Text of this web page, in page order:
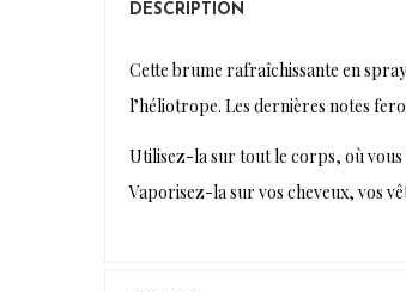
DESCRIPTION
Cette brume rafraîchissante en
l’héliotrope. Les dernières notes
Utilisez-la sur tout le corps, où vous
Vaporisez-la sur vos cheveux, vos